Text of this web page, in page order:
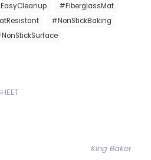
#FiberglassMat
#NonStickBaking
King Baker